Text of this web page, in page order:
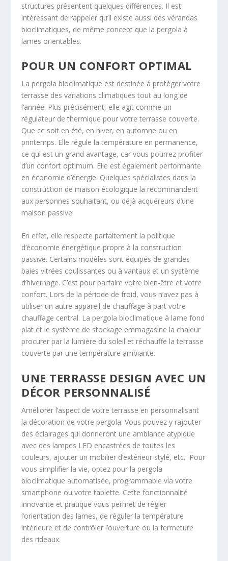
structures présentent quelques différences. Il est
intéressant de rappeler qu’il existe aussi des vérandas
bioclimatiques, de même concept que la pergola à
lames orientables.
POUR UN CONFORT OPTIMAL
La pergola bioclimatique est destinée à protéger votre
terrasse des variations climatiques tout au long de
l’année. Plus précisément, elle agit comme un
régulateur de thermique pour votre terrasse couverte.
Que ce soit en été, en hiver, en automne ou en
printemps. Elle régule la température en permanence,
ce qui est un grand avantage, car vous pourrez profiter
d’un confort optimum. Elle est également performante
en économie d’énergie. Quelques spécialistes dans la
construction de maison écologique la recommandent
aux personnes souhaitant, ou déjà acquéreurs d’une
maison passive.
En effet, elle respecte parfaitement la politique
d’économie énergétique propre à la construction
passive. Certains modèles sont équipés de grandes
baies vitrées coulissantes ou à vantaux et un système
d’hivernage. C’est pour parfaire votre bien-être et votre
confort. Lors de la période de froid, vous n’avez pas à
utiliser un autre appareil de chauffage à part votre
chauffage central. La pergola bioclimatique à lame fond
plat et le système de stockage emmagasine la chaleur
procurer par la lumière du soleil et réchauffe la terrasse
couverte par une température ambiante.
UNE TERRASSE DESIGN AVEC UN
DÉCOR PERSONNALISÉ
Améliorer l’aspect de votre terrasse en personnalisant
la décoration de votre pergola. Vous pouvez y rajouter
des éclairages qui donneront une ambiance atypique
avec des lampes LED encastrées de toutes les
couleurs, ajouter un mobilier d’extérieur stylé, etc. Pour
vous simplifier la vie, optez pour la pergola
bioclimatique automatisée, programmable via votre
smartphone ou votre tablette. Cette fonctionnalité
innovante et pratique vous permet de régler
l’orientation des lames, de réguler la température
intérieure et de contrôler l’ouverture ou la fermeture
des rideaux.